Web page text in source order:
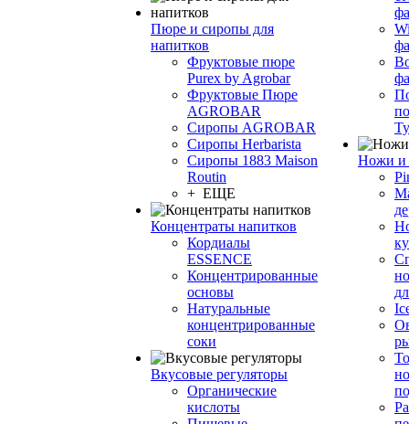
Пюре и сиропы для
напитков
Фруктовые пюре
Purex by Agrobar
Фруктовые Пюре
AGROBAR
Сиропы AGROBAR
Сиропы Herbarista
Сиропы 1883 Maison
Routin
+ ЕЩЕ
Концентраты напитков
Кордиалы
ESSENCE
Концентрированные
основы
Натуральные
концентрированные
соки
Вкусовые регуляторы
Органические
кислоты
Ножи и